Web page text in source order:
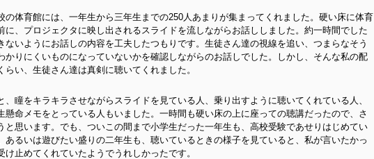
の体育館には、一年生から三年生までの250人あまりが集まってくれました。硬い床に体育
に、プロジェクタに映し出されるスライドを流しながらお話ししました。約一時間でした
ないようにお話しの内容を工夫したつもりです。生徒さん達の視線を追い、つまらなそう
かりにくいものになっていないかを確認しながらのお話しでした。しかし、そんな私の配
らい、生徒さん達は真剣に聴いてくれました。
、瞳をキラキラさせながらスライドを見ている人、乗り出すように聴いてくれている人、
懸命メモをとっている人もいました。一時間も硬い床の上に座っての聴講だったので、さ
と思います。でも、ついこの間まで小学生だった一年生も、高校受験であせりはじめてい
あるいは遊びたい盛りの二年生も、聴いているときの様子を見ていると、私が言いたかっ
け止めてくれていたようでうれしかったです。